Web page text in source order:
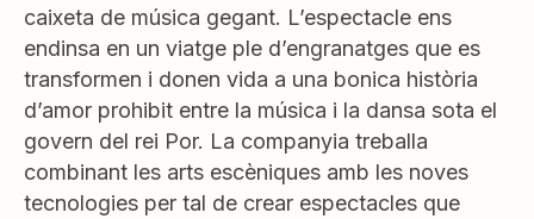
caixeta de música gegant. L’espectacle ens
endinsa en un viatge ple d’engranatges que es
transformen i donen vida a una bonica història
d’amor prohibit entre la música i la dansa sota el
govern del rei Por. La companyia treballa
combinant les arts escèniques amb les noves
tecnologies per tal de crear espectacles que